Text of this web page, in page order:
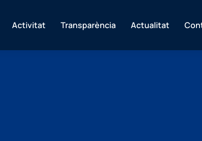
Activitat Transparència Actualitat